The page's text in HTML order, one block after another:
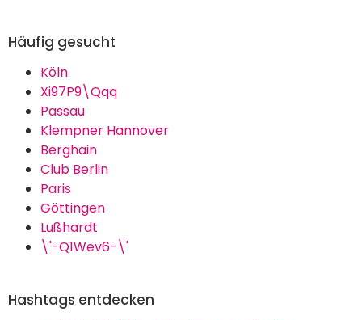
Häufig gesucht
Köln
Xi97P9\Qqq
Passau
Klempner Hannover
Berghain
Club Berlin
Paris
Göttingen
Lußhardt
\'-Q1Wev6-\'
Hashtags entdecken